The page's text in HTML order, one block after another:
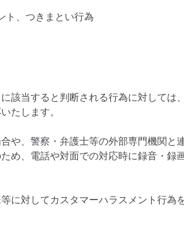
ト、つきまとい行為
該当すると判断される行為に対しては
たします。
や、警察・弁護士等の外部専門機関と
め、電話や対面での対応時に録音・録
に対してカスタマーハラスメント行為